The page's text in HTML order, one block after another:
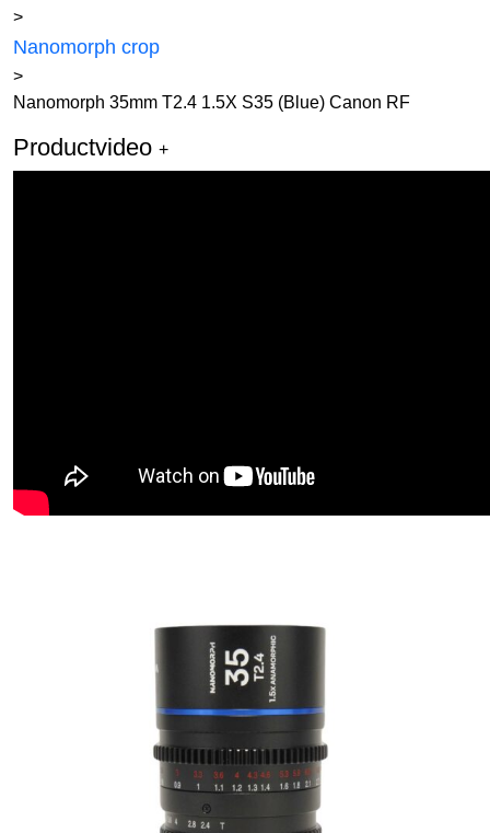
>
Nanomorph crop
>
Nanomorph 35mm T2.4 1.5X S35 (Blue) Canon RF
Productvideo +